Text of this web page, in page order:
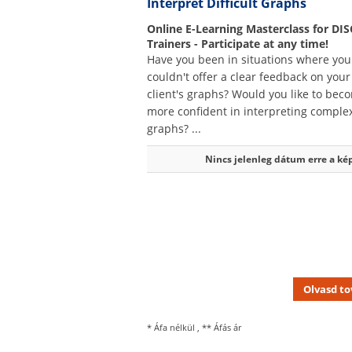
Online E-Learning Masterclass for
Trainers - Participate at any time!
Have you been in situations where you
couldn't offer a clear feedback on your
client's graphs? Would you like to
more confident in interpreting
graphs? ...
Nincs jelenleg dátum erre a
Olvasd
* Áfa nélkül , ** Áfás ár